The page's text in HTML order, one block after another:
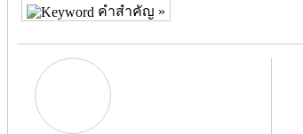
คำสำคัญ »